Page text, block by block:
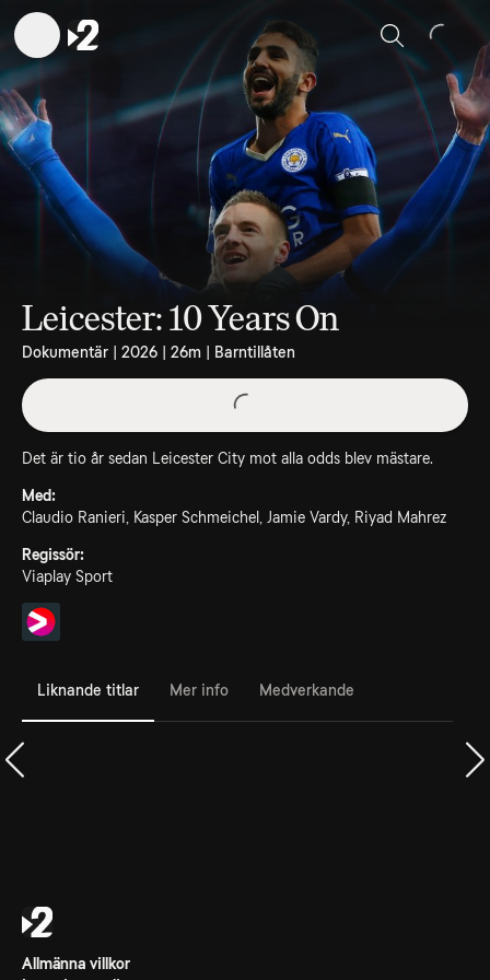
Sök
Leicester: 10 Years On
Dokumentär | 2026 | 26m | Barntillåten
Det är tio år sedan Leicester City mot alla odds blev mästare.
Med:
Claudio Ranieri, Kasper Schmeichel, Jamie Vardy, Riyad Mahrez
Regissör:
Viaplay Sport
Liknande titlar Mer info Medverkande
Allmänna villkor